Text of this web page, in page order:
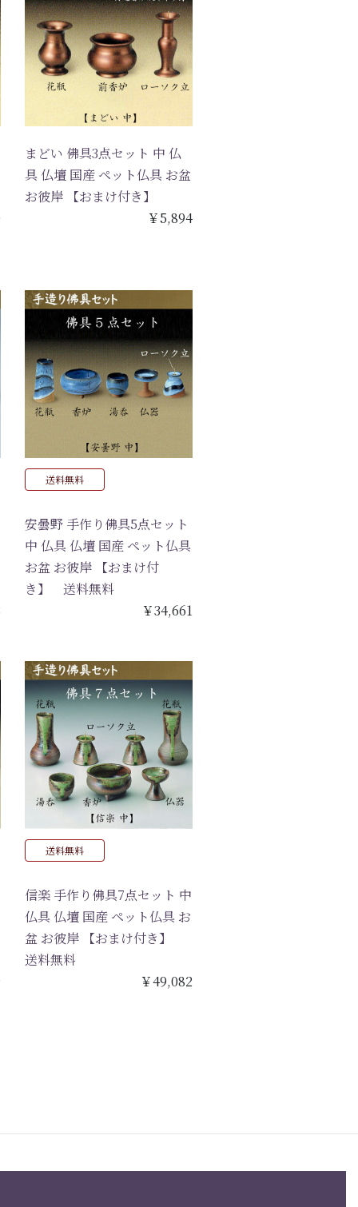
まどい 佛具3点セット 中 仏
具 仏壇 国産 ペット仏具 お盆
お彼岸 【おまけ付き】
￥5,894
送料無料
安曇野 手作り佛具5点セット
中 仏具 仏壇 国産 ペット仏具
お盆 お彼岸 【おまけ付
き】 送料無料
￥34,661
送料無料
信楽 手作り佛具7点セット 中
仏具 仏壇 国産 ペット仏具 お
盆 お彼岸 【おまけ付き】
送料無料
￥49,082